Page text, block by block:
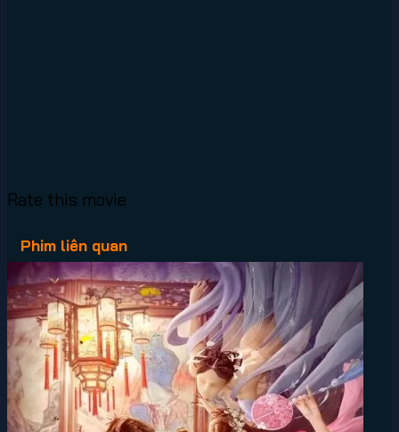
Rate this movie
Phim liên quan